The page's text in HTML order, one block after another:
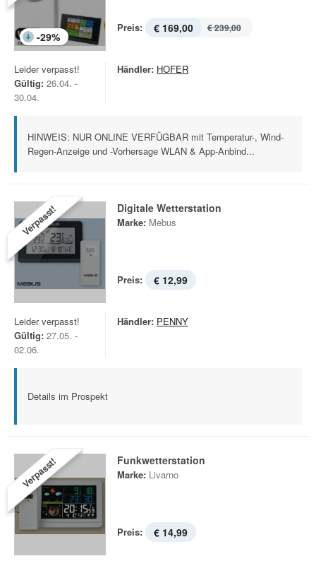
-29%
Preis: € 169,00 € 239,00
Leider verpasst!
Gültig: 26.04. -
30.04.
Händler: HOFER
HINWEIS: NUR ONLINE VERFÜGBAR mit Temperatur-, Wind-
Regen-Anzeige und -Vorhersage WLAN & App-Anbind...
Verpasst! Digitale Wetterstation
Marke: Mebus
Preis: € 12,99
Leider verpasst!
Gültig: 27.05. -
02.06.
Händler: PENNY
Details im Prospekt
Verpasst! Funkwetterstation
Marke: Livarno
Preis: € 14,99